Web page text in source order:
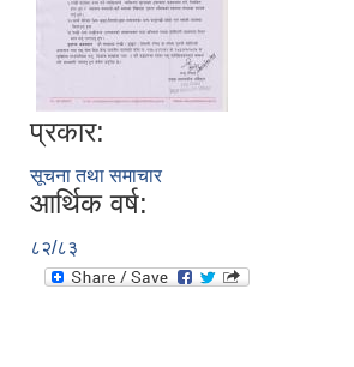
प्रकार:
सूचना तथा समाचार
आर्थिक वर्ष:
८२/८३